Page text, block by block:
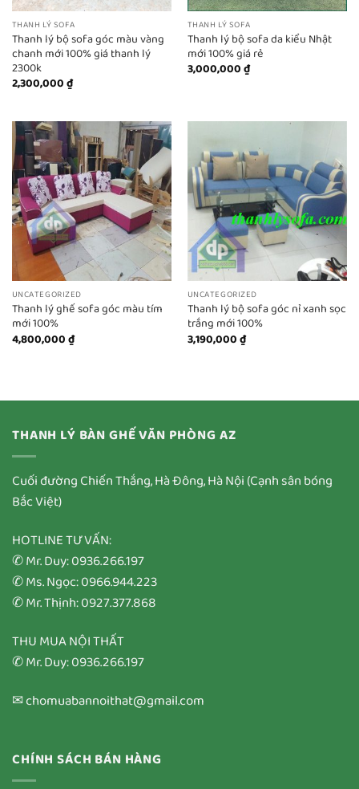
THANH LÝ SOFA
Thanh lý bộ sofa góc màu vàng
chanh mới 100% giá thanh lý
2300k
2,300,000₫
THANH LÝ SOFA
Thanh lý bộ sofa da kiểu Nhật
mới 100% giá rẻ
3,000,000₫
UNCATEGORIZED
Thanh lý ghế sofa góc màu tím
mới 100%
4,800,000₫
UNCATEGORIZED
Thanh lý bộ sofa góc nỉ xanh sọc
trắng mới 100%
3,190,000₫
THANH LÝ BÀN GHẾ VĂN PHÒNG AZ
Cuối đường Chiến Thắng, Hà Đông, Hà Nội (Cạnh sân bóng
Bắc Việt)
HOTLINE TƯ VẤN:
✆ Mr. Duy: 0936.266.197
✆ Ms. Ngọc: 0966.944.223
✆ Mr. Thịnh: 0927.377.868
THU MUA NỘI THẤT
✆ Mr. Duy: 0936.266.197
✉ chomuabannoithat@gmail.com
CHÍNH SÁCH BÁN HÀNG